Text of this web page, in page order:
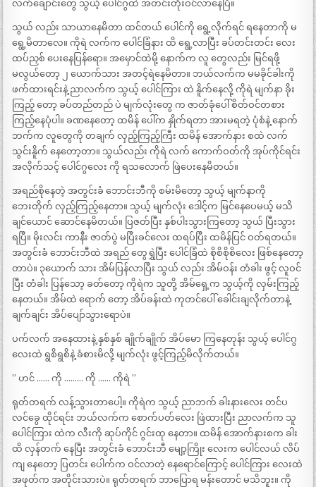
လက်ချောင်းတွေ သွယ့် ပေါင်ဂွထဲ အတင်းတိုးဝင်လာနေပြီ။
သွယ် လည်း သာယာနေမိတာ ထင်တယ် ပေါင်ကို ရွေ့လိုက်ရင် ရနေတာကို မ
ရွေ့မိတာလေ။ ကိုရဲ လက်က ပေါင်ခြံနား ထိ ရွေ့လာပြီး ခပ်တင်းတင်း လေး
ထပ်ညှစ် ပေးနေပြန်ရော။ အမှောင်ထဲမို့ နောက်က လူ တွေလည်း မြင်ရဖို့
မလွယ်တော့ ၂ ယောက်သား အတင့်ရဲနေမိတာ။ ဘယ်လက်က မမခိုင်ခါးကို
ဖက်ထားရင်းနဲ့ ညာလက်က သွယ့် ပေါင်ကြား ထဲ နိူက်နေလို့ ကိုရဲ မျက်နာ ခိုး
ကြည့် တော့ ခပ်တည်တည် ပဲ မျက်လုံးတွေ က ဇာတ်ခုံပေါ် စိတ်ဝင်တစား
ကြည့်နေပုံပါ။ ခဏနေတော့ ထမိန် ပေါ်က နှိုက်ရတာ အားမရတဲ့ ပုံစံနဲ့ နောက်
ဘက်က လူတွေကို တချက် လှည့်ကြည့်ကြီး ထမိန် အောက်နား စထဲ လက်
သွင်းနိူက် နေတော့တာ။ သွယ်လည်း ကိုရဲ လက် ကောက်ဝတ်ကို အုပ်ကိုင်ရင်း
အလိုက်သင့် ပေါင်ဂွလေး ကို ရသလောက် ဖြဲပေးနေမိတယ်။
အရည်စိုနေတဲ့ အတွင်းခံ ဘောင်းဘီကို စမ်းမိတော့ သွယ့် မျက်နာကို
ဘေးတိုက် လှည့်ကြည့်နေတာ။ သွယ့် မျက်လုံး ဒေါင့်က မြင်နေပေမယ့် မသိ
ချင်ယောင် ဆောင်နေမိတယ်။ ပြဇတ်ပြီး နှစ်ပါးသွားကြတော့ သွယ် ပြီးသွား
ရပြီ။ မိုးလင်း ကာနီး ဇာတ်ပွဲ မပြီးခင်လေး ထရပ်ပြီး ထမိန်ပြင် ဝတ်ရတယ်။
အတွင်းခံ ဘောင်းဘီထဲ အရည် တွေရွှဲပြီး ပေါင်ခြံထဲ စိုစိစိုစိလေး ဖြစ်နေတော့
တာပဲ။ ၃ယောက် သား အိမ်ပြန်လာပြီး သွယ် လည်း အိမ်ဝန်း တံခါး ဖွင့် လူဝင်
ပြီး တံခါး ပြန်သော့ ခတ်တော့ ကိုရဲက သူတို့ အိမ်ရှေ့က သွယ့်ကို လှမ်းကြည့်
နေတယ်။ အိမ်ထဲ ရောက် တော့ အိပ်ခန်းထဲ ကုတင်ပေါ် ခေါင်းချလိုက်တာနဲ့
ချက်ချင်း အိပ်ပျော်သွားရောပဲ။
ပက်လက် အနေထားနဲ့ နှစ်နှစ် ချိုက်ချိုက် အိပ်မော ကြနေတုန်း သွယ့် ပေါင်ဂွ
လေးထဲ ရွစိရွစိနဲ့ ခံစားမိလို့ မျက်လုံး ဖွင့်ကြည့်မိလိုက်တယ်။
” ဟင် …… ကို ……… ကို …… ကိုရဲ ”
ရုတ်တရက် လန့်သွားတာပေါ့။ ကိုရဲက သွယ့် ညာဘက် ခါးနားလေး တင်ပ
လင်ခွေ ထိုင်ရင်း ဘယ်လက်က စောက်ပတ်လေး ဖြဲထားပြီး ညာလက်က သူ
ပေါင်ကြား ထဲက လီးကို ဆုပ်ကိုင် ဂွင်းထု နေတာ။ ထမိန် အောက်နားစက ခါး
ထိ လှန်တက် နေပြီး အတွင်းခံ ဘောင်းဘီ မျော့ကြိုး လေးက ပေါင်လယ် လိပ်
ကျ နေတော့ ပြတင်း ပေါက်က ဝင်လာတဲ့ နေရောင်ကြောင့် ပေါင်ကြား လေးထဲ
အဖုတ်က အတိုင်းသားပဲ။ ရုတ်တရက် ဘာပြောရ မန်းတောင် မသိဘူး။ ကို